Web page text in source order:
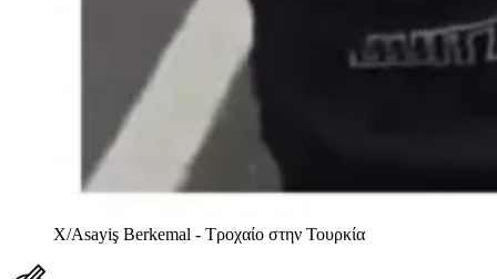
X/Asayiş Berkemal - Τροχαίο στην Τουρκία